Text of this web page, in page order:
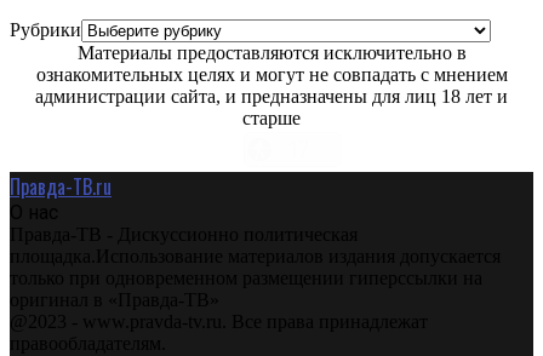
Рубрики
Материалы предоставляются исключительно в
ознакомительных целях и могут не совпадать с мнением
администрации сайта, и предназначены для лиц 18 лет и
старше
Правда-ТВ.ru
О нас
Правда-ТВ - Дискуссионно политическая
площадка.Использование материалов издания допускается
только при одновременном размещении гиперссылки на
оригинал в «Правда-ТВ»
@2023 - www.pravda-tv.ru. Все права принадлежат
правообладателям.